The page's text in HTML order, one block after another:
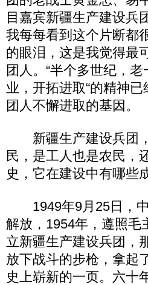
目嘉宾新疆生产建设兵
我每每看到这个片断都
的眼泪，这是我觉得最
团人。“半个多世纪，
业，开拓进取“的精神
团人不懈进取的基因。
新疆生产建设兵团，
民，是工人也是农民，
史，它在建设中有哪些
1949年9月25日，中
解放，1954年，遵照毛
立新疆生产建设兵团，
放下战斗的步枪，拿起
史上崭新的一页。六十